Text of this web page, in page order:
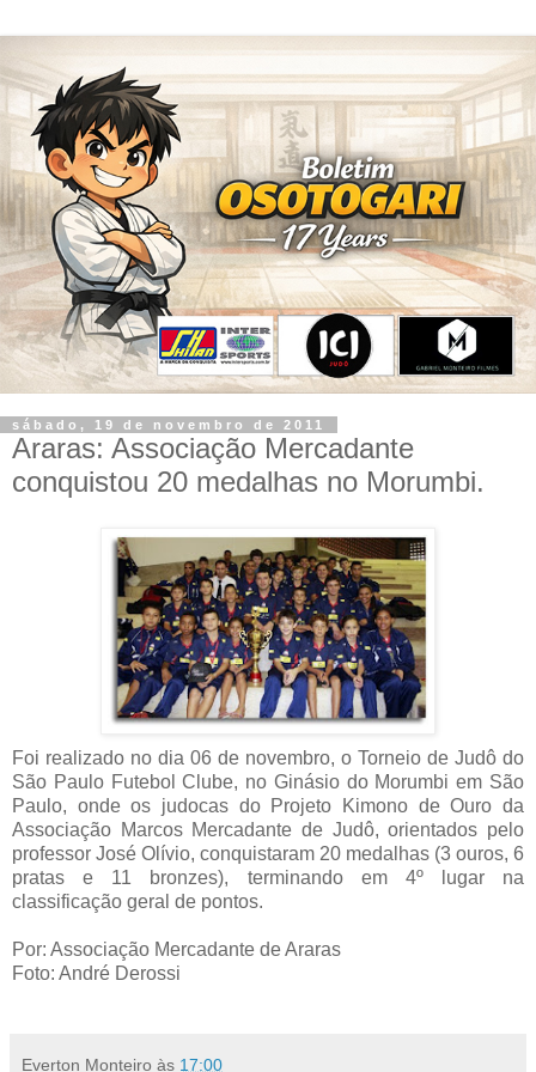
sábado, 19 de novembro de 2011
Araras: Associação Mercadante
conquistou 20 medalhas no Morumbi.
Foi realizado no dia 06 de novembro, o Torneio de Judô do
São Paulo Futebol Clube, no Ginásio do Morumbi em São
Paulo, onde os judocas do Projeto Kimono de Ouro da
Associação Marcos Mercadante de Judô, orientados pelo
professor José Olívio, conquistaram 20 medalhas (3 ouros, 6
pratas e 11 bronzes), terminando em 4º lugar na
classificação geral de pontos.
Por: Associação Mercadante de Araras
Foto: André Derossi
Everton Monteiro às 17:00